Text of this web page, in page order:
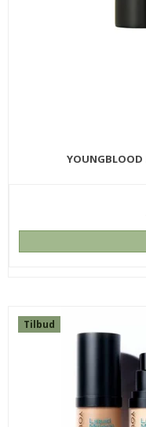
YOUNGBLOOD
Tilbud